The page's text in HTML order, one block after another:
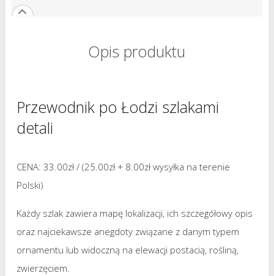
Opis produktu
Przewodnik po Łodzi szlakami
detali
CENA: 33.00zł / (25.00zł + 8.00zł wysyłka na terenie
Polski)
Każdy szlak zawiera mapę lokalizacji, ich szczegółowy opis
oraz najciekawsze anegdoty związane z danym typem
ornamentu lub widoczną na elewacji postacią, rośliną,
zwierzęciem.